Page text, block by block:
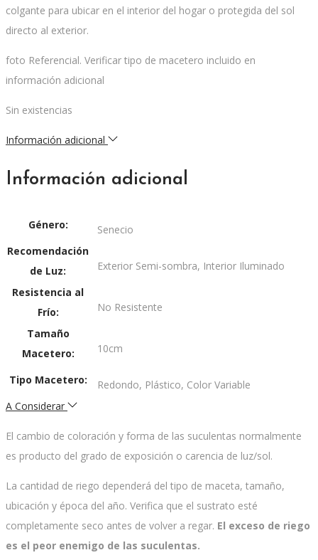
colgante para ubicar en el interior del hogar o protegida del sol
directo al exterior.
foto Referencial. Verificar tipo de macetero incluido en
información adicional
Sin existencias
Información adicional
Información adicional
Género
Senecio
Recomendación
de Luz
Exterior Semi-sombra, Interior Iluminado
Resistencia al
Frío
No Resistente
Tamaño
Macetero
10cm
Tipo Macetero
Redondo, Plástico, Color Variable
A Considerar
El cambio de coloración y forma de las suculentas normalmente
es producto del grado de exposición o carencia de luz/sol.
La cantidad de riego dependerá del tipo de maceta, tamaño,
ubicación y época del año. Verifica que el sustrato esté
completamente seco antes de volver a regar. El exceso de riego
es el peor enemigo de las suculentas.